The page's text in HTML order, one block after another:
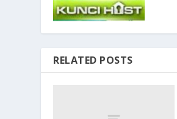
RELATED POSTS